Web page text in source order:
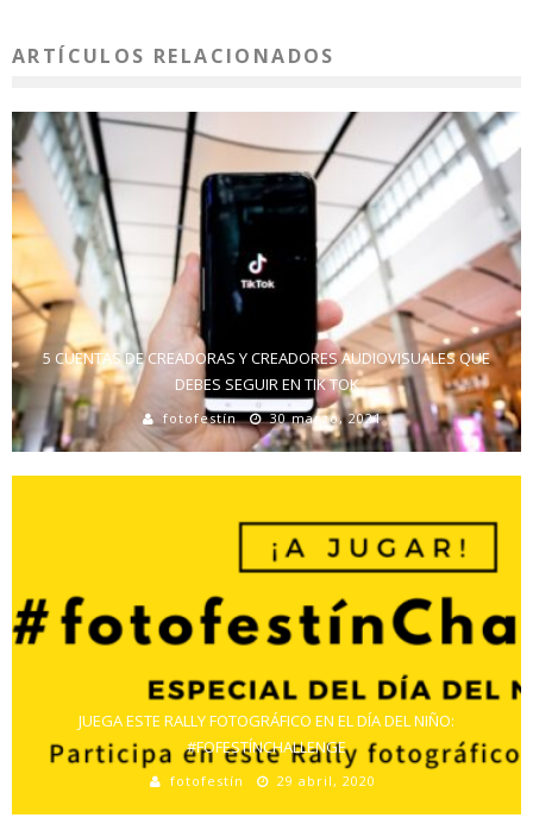
ARTÍCULOS RELACIONADOS
5 CUENTAS DE CREADORAS Y CREADORES AUDIOVISUALES QUE
DEBES SEGUIR EN TIK TOK
fotofestín 30 marzo, 2021
JUEGA ESTE RALLY FOTOGRÁFICO EN EL DÍA DEL NIÑO:
#FOFESTÍNCHALLENGE
fotofestín 29 abril, 2020